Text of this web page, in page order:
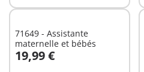
71649 - Assistante
maternelle et bébés
19,99 €
Au panier